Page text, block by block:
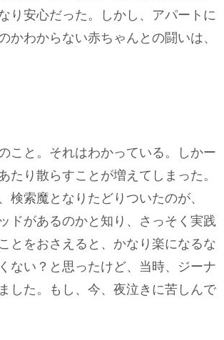
り安心だった。しかし、アパートに
わからない赤ちゃんとの闘いは、
こと。それはわかっている。しかー
たり散らすことが増えてしまった。
索魔となりたどりついたのが、
ドがあるのかと知り、さっそく実践
とをおさえると、かなり楽になるな
ない？と思ったけど、当時、ジーナ
した。もし、今、夜泣きに苦しんで